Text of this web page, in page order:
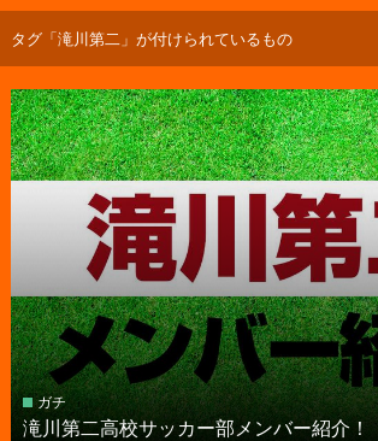
タグ「滝川第二」が付けられているもの
ガチ
滝川第二高校サッカー部メンバー紹介！